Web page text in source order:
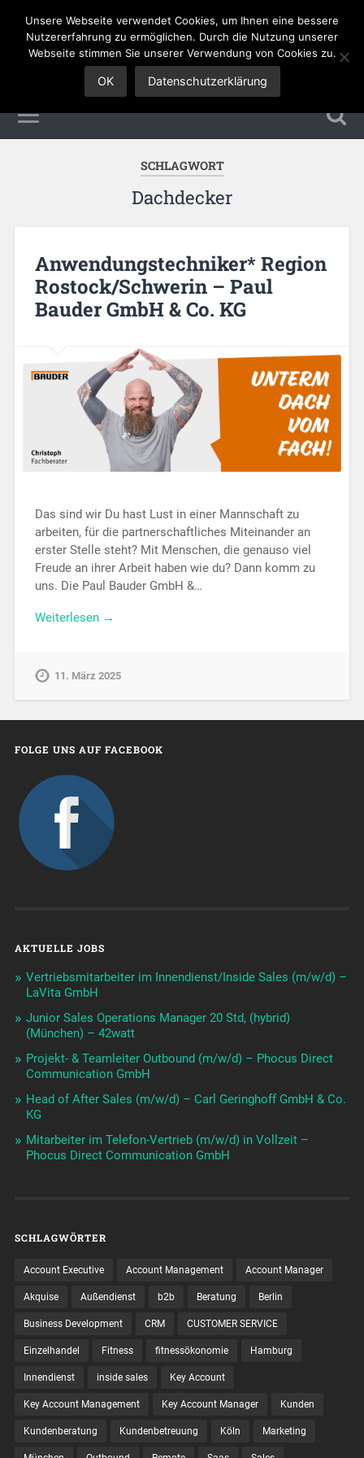
Sales Jobs
SCHLAGWORT
Dachdecker
Anwendungstechniker* Region
Rostock/Schwerin – Paul
Bauder GmbH & Co. KG
Das sind wir Du hast Lust in einer Mannschaft zu
arbeiten, für die partnerschaftliches Miteinander an
erster Stelle steht? Mit Menschen, die genauso viel
Freude an ihrer Arbeit haben wie du? Dann komm zu
uns. Die Paul Bauder GmbH &…
Weiterlesen →
11. März 2025
FOLGE UNS AUF FACEBOOK
AKTUELLE JOBS
Vertriebsmitarbeiter im Innendienst/Inside Sales (m/w/d) –
LaVita GmbH
Junior Sales Operations Manager 20 Std, (hybrid)
(München) – 42watt
Projekt- & Teamleiter Outbound (m/w/d) – Phocus Direct
Communication GmbH
Head of After Sales (m/w/d) – Carl Geringhoff GmbH & Co.
KG
Mitarbeiter im Telefon-Vertrieb (m/w/d) in Vollzeit –
Phocus Direct Communication GmbH
SCHLAGWÖRTER
Account Executive Account Management Account Manager
Akquise Außendienst b2b Beratung Berlin
Business Development CRM CUSTOMER SERVICE
Einzelhandel Fitness fitnessökonomie Hamburg
Innendienst inside sales Key Account
Key Account Management Key Account Manager Kunden
Kundenberatung Kundenbetreuung Köln Marketing
Unsere Webseite verwendet Cookies, um Ihnen eine bessere
Nutzererfahrung zu ermöglichen. Durch die Nutzung unserer
Webseite stimmen Sie unserer Verwendung von Cookies zu.
OK Datenschutzerklärung